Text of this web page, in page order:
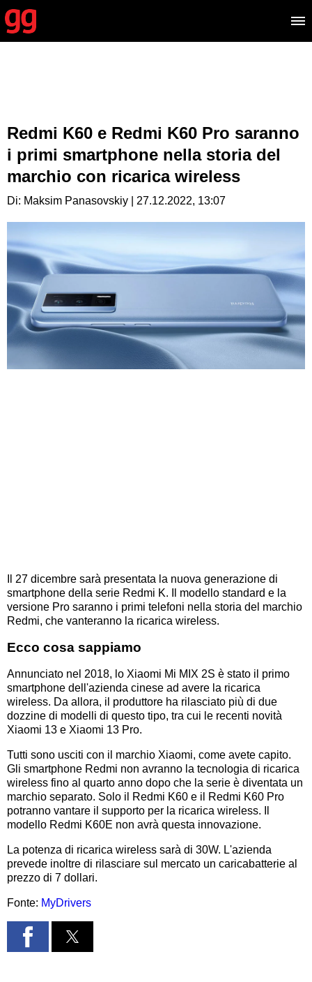
Redmi K60 e Redmi K60 Pro saranno
i primi smartphone nella storia del
marchio con ricarica wireless
Di: Maksim Panasovskiy | 27.12.2022, 13:07
Il 27 dicembre sarà presentata la nuova generazione di
smartphone della serie Redmi K. Il modello standard e la
versione Pro saranno i primi telefoni nella storia del marchio
Redmi, che vanteranno la ricarica wireless.
Ecco cosa sappiamo
Annunciato nel 2018, lo Xiaomi Mi MIX 2S è stato il primo
smartphone dell'azienda cinese ad avere la ricarica
wireless. Da allora, il produttore ha rilasciato più di due
dozzine di modelli di questo tipo, tra cui le recenti novità
Xiaomi 13 e Xiaomi 13 Pro.
Tutti sono usciti con il marchio Xiaomi, come avete capito.
Gli smartphone Redmi non avranno la tecnologia di ricarica
wireless fino al quarto anno dopo che la serie è diventata un
marchio separato. Solo il Redmi K60 e il Redmi K60 Pro
potranno vantare il supporto per la ricarica wireless. Il
modello Redmi K60E non avrà questa innovazione.
La potenza di ricarica wireless sarà di 30W. L'azienda
prevede inoltre di rilasciare sul mercato un caricabatterie al
prezzo di 7 dollari.
Fonte: MyDrivers